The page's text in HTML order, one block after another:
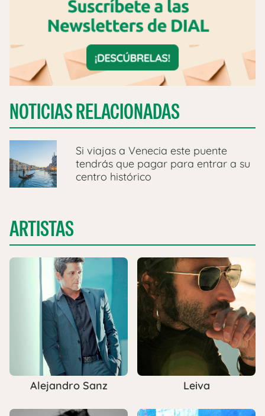
NOTICIAS RELACIONADAS
Si viajas a Venecia este puente
tendrás que pagar para entrar a su
centro histórico
ARTISTAS
Alejandro Sanz Leiva